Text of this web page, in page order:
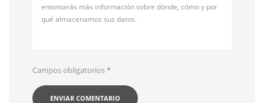
entontarás más información sobre dónde, cómo y por
qué almacenamos sus datos.
Campos obligatorios*